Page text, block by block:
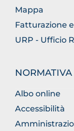
Mappa
Fatturazione
URP - Ufficio
NORMATIVA
Albo online
Accessibilità